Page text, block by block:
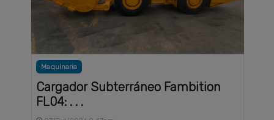
Maquinaria
Cargador Subterráneo Fambition
FL04: . . .